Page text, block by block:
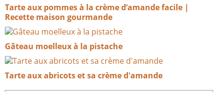
Tarte aux pommes à la crème d’amande facile |
Recette maison gourmande
Gâteau moelleux à la pistache
Tarte aux abricots et sa crème d'amande